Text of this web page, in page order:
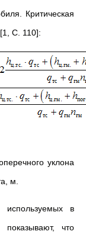
Критическая
С. 110]:
уклона
м.
в
показывают, что